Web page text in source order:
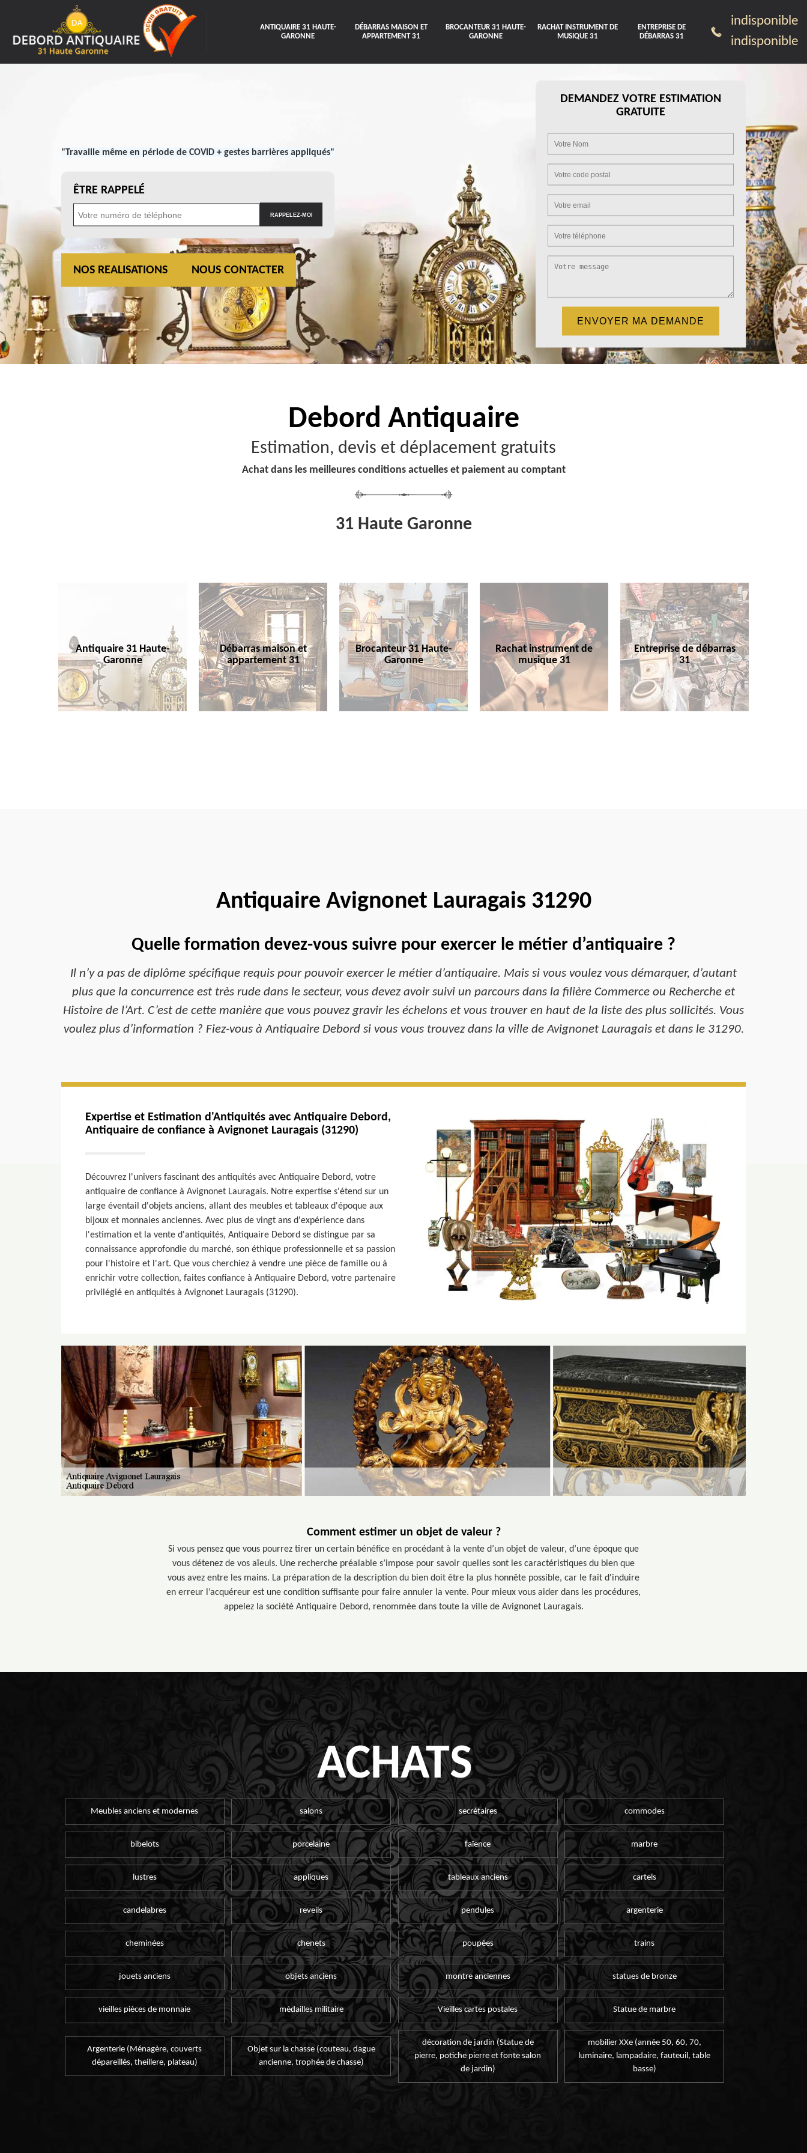
ANTIQUAIRE 31 HAUTE-
GARONNE
DÉBARRAS MAISON ET
APPARTEMENT 31
BROCANTEUR 31 HAUTE-
GARONNE
RACHAT INSTRUMENT DE
MUSIQUE 31
ENTREPRISE DE
DÉBARRAS 31
indisponible
indisponible
"Travaille même en période de COVID + gestes barrières appliqués"
ÊTRE RAPPELÉ
NOS REALISATIONS NOUS CONTACTER
DEMANDEZ VOTRE ESTIMATION
GRATUITE
Debord Antiquaire
Estimation, devis et déplacement gratuits
Achat dans les meilleures conditions actuelles et paiement au comptant
31 Haute Garonne
Antiquaire 31 Haute-
Garonne
Débarras maison et
appartement 31
Brocanteur 31 Haute-
Garonne
Rachat instrument de
musique 31
Entreprise de débarras
31
Antiquaire Avignonet Lauragais 31290
Quelle formation devez-vous suivre pour exercer le métier d’antiquaire ?
Il n’y a pas de diplôme spécifique requis pour pouvoir exercer le métier d’antiquaire. Mais si vous voulez vous démarquer, d’autant
plus que la concurrence est très rude dans le secteur, vous devez avoir suivi un parcours dans la filière Commerce ou Recherche et
Histoire de l’Art. C’est de cette manière que vous pouvez gravir les échelons et vous trouver en haut de la liste des plus sollicités. Vous
voulez plus d’information ? Fiez-vous à Antiquaire Debord si vous vous trouvez dans la ville de Avignonet Lauragais et dans le 31290.
Expertise et Estimation d'Antiquités avec Antiquaire Debord,
Antiquaire de confiance à Avignonet Lauragais (31290)
Découvrez l'univers fascinant des antiquités avec Antiquaire Debord, votre
antiquaire de confiance à Avignonet Lauragais. Notre expertise s'étend sur un
large éventail d'objets anciens, allant des meubles et tableaux d'époque aux
bijoux et monnaies anciennes. Avec plus de vingt ans d'expérience dans
l'estimation et la vente d'antiquités, Antiquaire Debord se distingue par sa
connaissance approfondie du marché, son éthique professionnelle et sa passion
pour l'histoire et l'art. Que vous cherchiez à vendre une pièce de famille ou à
enrichir votre collection, faites confiance à Antiquaire Debord, votre partenaire
privilégié en antiquités à Avignonet Lauragais (31290).
Comment estimer un objet de valeur ?
Si vous pensez que vous pourrez tirer un certain bénéfice en procédant à la vente d’un objet de valeur, d’une époque que
vous détenez de vos aïeuls. Une recherche préalable s’impose pour savoir quelles sont les caractéristiques du bien que
vous avez entre les mains. La préparation de la description du bien doit être la plus honnête possible, car le fait d'induire
en erreur l’acquéreur est une condition suffisante pour faire annuler la vente. Pour mieux vous aider dans les procédures,
appelez la société Antiquaire Debord, renommée dans toute la ville de Avignonet Lauragais.
ACHATS
Meubles anciens et modernes salons secrétaires commodes
bibelots porcelaine faïence marbre
lustres appliques tableaux anciens cartels
candelabres reveils pendules argenterie
cheminées chenets poupées trains
jouets anciens objets anciens montre anciennes statues de bronze
vieilles pièces de monnaie médailles militaire Vieilles cartes postales Statue de marbre
Argenterie (Ménagère, couverts
dépareillés, theillere, plateau)
Objet sur la chasse (couteau, dague
ancienne, trophée de chasse)
décoration de jardin (Statue de
pierre, potiche pierre et fonte salon
de jardin)
mobilier XXe (année 50, 60, 70,
luminaire, lampadaire, fauteuil, table
basse)